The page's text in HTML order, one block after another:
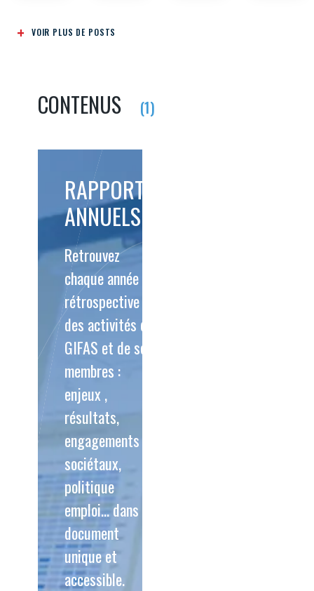
VOIR PLUS DE POSTS
CONTENUS (1)
RAPPORTS
ANNUELS
Retrouvez
chaque année la
rétrospective
des activités du
GIFAS et de ses
membres :
enjeux ,
résultats,
engagements
sociétaux,
politique
emploi… dans un
document
unique et
accessible.